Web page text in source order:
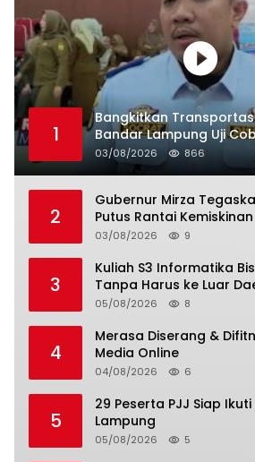
1
Bangkitkan
Bandar Lampung Uji
03/08/2026 866
2
Gubernur Mirza
Putus Rantai Kemiskinan
03/08/2026 9
3
Kuliah S3 Informatika
Tanpa Harus ke Luar
05/08/2026 8
4
Merasa Diserang &
Media Online
04/08/2026 6
5
29 Peserta PJJ Siap Ikuti MPLS,
Lampung
05/08/2026 5